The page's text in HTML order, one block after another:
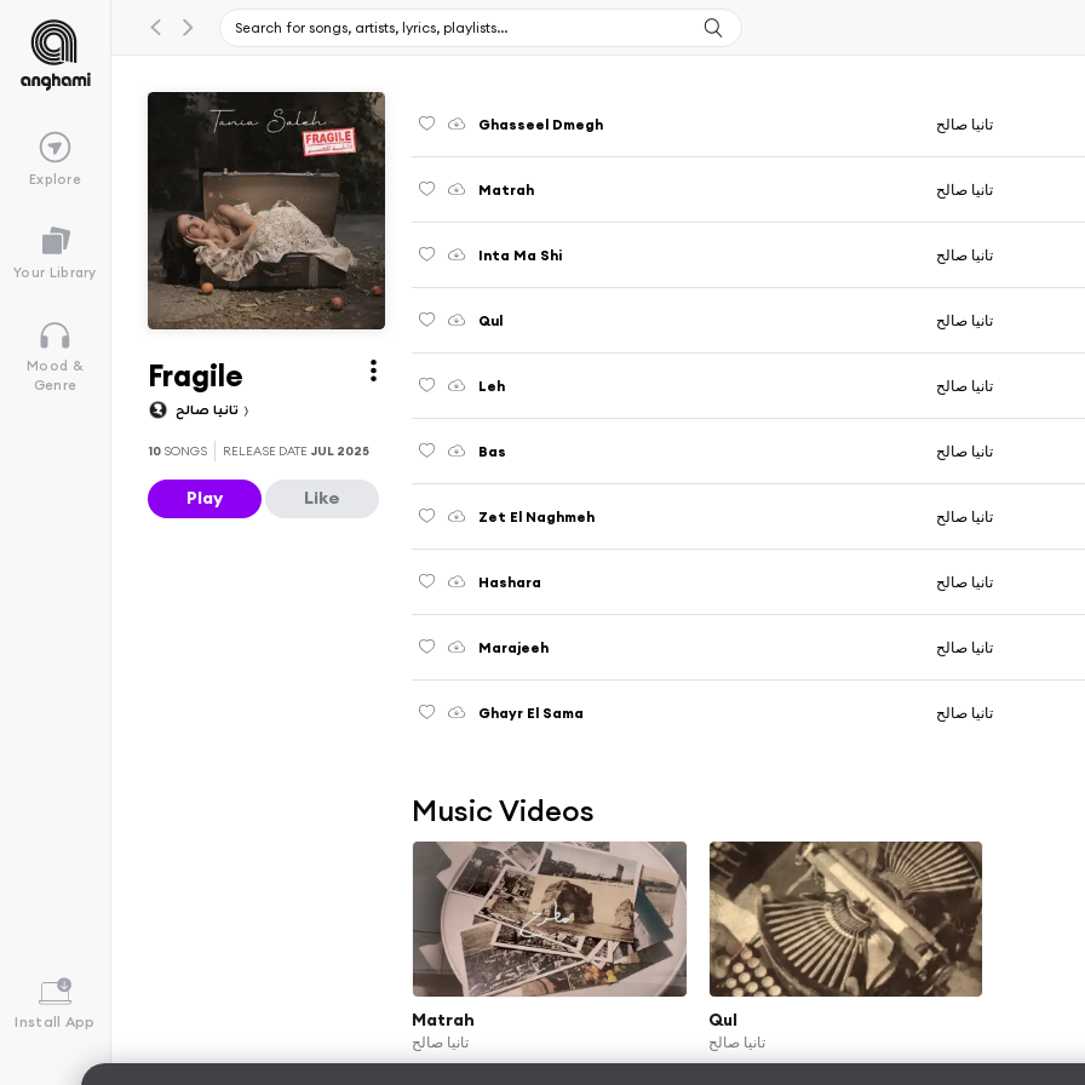
Explore
Your Library
Mood &
Genre
Install App
Fragile
10 SONGS RELEASE DATE JUL 2025
Play Like
Ghasseel Dmegh تانيا صالح
Matrah تانيا صالح
Inta Ma Shi تانيا صالح
Qul تانيا صالح
Leh تانيا صالح
Bas تانيا صالح
Zet El Naghmeh تانيا صالح
Hashara تانيا صالح
Marajeeh تانيا صالح
Ghayr El Sama تانيا صالح
Music Videos
Matrah
تانيا صالح
Qul
تانيا صالح